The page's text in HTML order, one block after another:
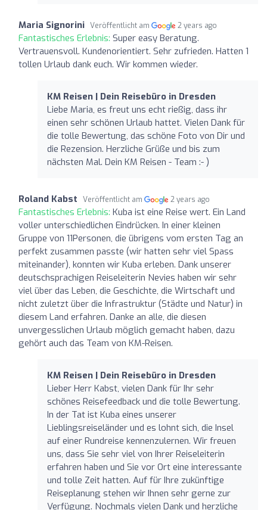
Maria Signorini Veröffentlicht am 2 years ago
Fantastisches Erlebnis: Super easy Beratung.
Vertrauensvoll. Kundenorientiert. Sehr zufrieden. Hatten 1
tollen Urlaub dank euch. Wir kommen wieder.
KM Reisen | Dein Reisebüro in Dresden
Liebe Maria, es freut uns echt rießig, dass ihr
einen sehr schönen Urlaub hattet. Vielen Dank für
die tolle Bewertung, das schöne Foto von Dir und
die Rezension. Herzliche Grüße und bis zum
nächsten Mal. Dein KM Reisen - Team :- )
Roland Kabst Veröffentlicht am 2 years ago
Fantastisches Erlebnis: Kuba ist eine Reise wert. Ein Land
voller unterschiedlichen Eindrücken. In einer kleinen
Gruppe von 11Personen, die übrigens vom ersten Tag an
perfekt zusammen passte (wir hatten sehr viel Spass
miteinander), konnten wir Kuba erleben. Dank unserer
deutschsprachigen Reiseleiterin Nevies haben wir sehr
viel über das Leben, die Geschichte, die Wirtschaft und
nicht zuletzt über die Infrastruktur (Städte und Natur) in
diesem Land erfahren. Danke an alle, die diesen
unvergesslichen Urlaub möglich gemacht haben, dazu
gehört auch das Team von KM-Reisen.
KM Reisen | Dein Reisebüro in Dresden
Lieber Herr Kabst, vielen Dank für Ihr sehr
schönes Reisefeedback und die tolle Bewertung.
In der Tat ist Kuba eines unserer
Lieblingsreiseländer und es lohnt sich, die Insel
auf einer Rundreise kennenzulernen. Wir freuen
uns, dass Sie sehr viel von Ihrer Reiseleiterin
erfahren haben und Sie vor Ort eine interessante
und tolle Zeit hatten. Auf für Ihre zukünftige
Reiseplanung stehen wir Ihnen sehr gerne zur
Verfügung. Nochmals vielen Dank und herzliche